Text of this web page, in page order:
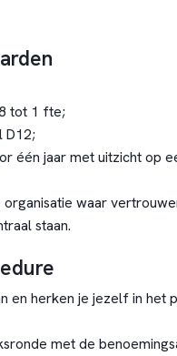
tot 1 fte;
D12;
één jaar met uitzicht op
waar
staan.
en herken je jezelf in het
met de